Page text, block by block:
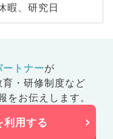
暇、研究日
ートナーが
育・研修制度など
をお伝えします。
利用する